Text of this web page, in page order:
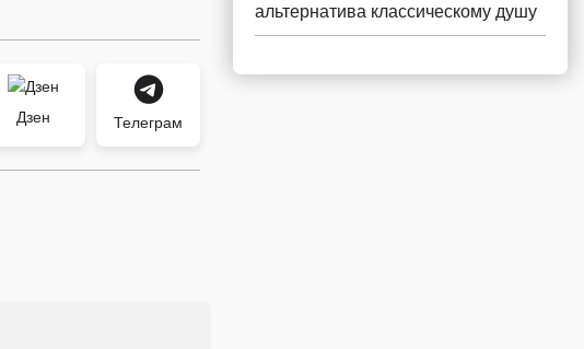
Дзен Телеграм
альтернатива классическому душу